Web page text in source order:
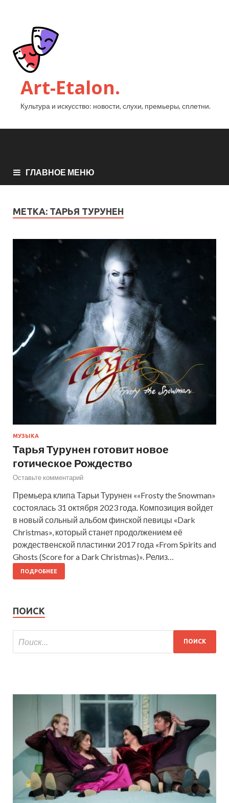
Art-Etalon.
Культура и искусство: новости, слухи, премьеры, сплетни.
ГЛАВНОЕ МЕНЮ
МЕТКА: ТАРЬЯ ТУРУНЕН
МУЗЫКА
Тарья Турунен готовит новое
готическое Рождество
Оставьте комментарий
Премьера клипа Тарьи Турунен ««Frosty the Snowman»
состоялась 31 октября 2023 года. Композиция войдет
в новый сольный альбом финской певицы «Dark
Christmas», который станет продолжением её
рождественской пластинки 2017 года «From Spirits and
Ghosts (Score for a Dark Christmas)». Релиз…
ПОДРОБНЕЕ
ПОИСК